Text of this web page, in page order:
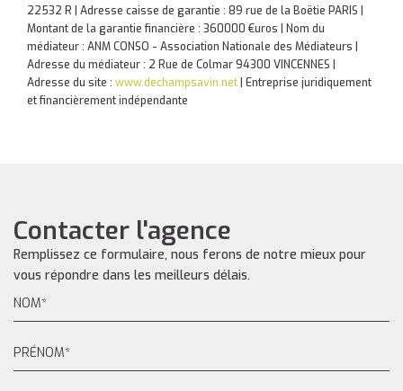
22532 R | Adresse caisse de garantie : 89 rue de la Boëtie PARIS |
Montant de la garantie financière : 360000 €uros | Nom du
médiateur : ANM CONSO - Association Nationale des Médiateurs |
Adresse du médiateur : 2 Rue de Colmar 94300 VINCENNES |
Adresse du site : www.dechampsavin.net Entreprise juridiquement
et financièrement indépendante
Contacter l'agence
Remplissez ce formulaire, nous ferons de notre mieux pour
vous répondre dans les meilleurs délais.